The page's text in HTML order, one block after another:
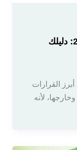
قرار تجنيس ابناء السعوديات 2025: دليلك
القرارات
لأنه